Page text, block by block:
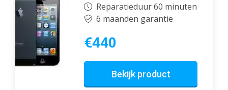
Reparatieduur 60 minuten
6 maanden garantie
€440
Bekijk product